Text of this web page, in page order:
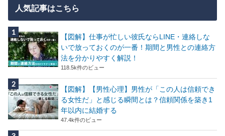
人気記事はこちら
【図解】仕事が忙しい彼氏ならLINE・連絡しな
いで放っておくのが一番！期間と男性との連絡方
法を分かりやすく解説！
118.5k件のビュー
【図解】【男性心理】男性が「この人は信頼でき
る女性だ」と感じる瞬間とは？信頼関係を築き1
年以内に結婚する
47.4k件のビュー